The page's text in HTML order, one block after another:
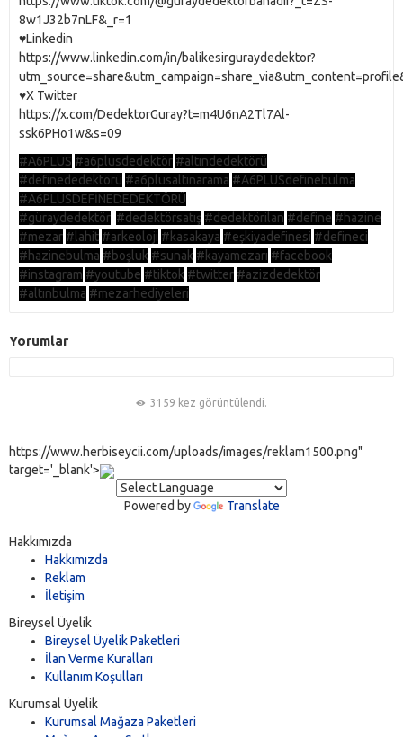
8w1J32b7nLF&_r=1
♥️Linkedin
https://www.linkedin.com/in/balikesirguraydedektor?
♥️X Twitter
https://x.com/DedektorGuray?t=m4U6nA2Tl7Al-
ssk6PHo1w&s=09
#A6PLUS #a6plusdedektör #altındedektörü
#definededektörü #a6plusaltınarama #A6PLUSdefinebulma
#A6PLUSDEFİNEDEDEKTÖRÜ
#güraydedektör #dedektörsatış #dedektörilan #define #hazine
#mezar #lahit #arkeoloji #kasakaya #eşkiyadefinesi #defineci
#hazinebulma #boşluk #sunak #kayamezarı #facebook
#instagram #youtube #tiktok #twitter #azizdedektör
#altınbulma #mezarhediyeleri
Yorumlar
3159 kez görüntülendi.
https://www.herbiseycii.com/uploads/images/reklam1500.png"
target='_blank'>
Powered by Translate
Hakkımızda
Hakkımızda
Reklam
İletişim
Bireysel Üyelik
Bireysel Üyelik Paketleri
İlan Verme Kuralları
Kullanım Koşulları
Kurumsal Üyelik
Kurumsal Mağaza Paketleri